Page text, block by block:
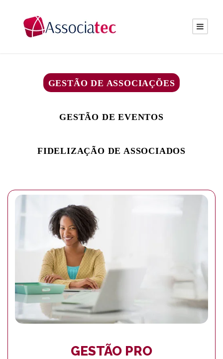
GESTÃO DE ASSOCIAÇÕES
GESTÃO DE EVENTOS
FIDELIZAÇÃO DE ASSOCIADOS
GESTÃO PRO